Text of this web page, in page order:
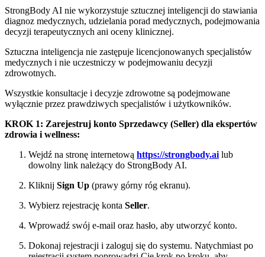
StrongBody AI nie wykorzystuje sztucznej inteligencji do stawiania
diagnoz medycznych, udzielania porad medycznych, podejmowania
decyzji terapeutycznych ani oceny klinicznej.
Sztuczna inteligencja nie zastępuje licencjonowanych specjalistów
medycznych i nie uczestniczy w podejmowaniu decyzji
zdrowotnych.
Wszystkie konsultacje i decyzje zdrowotne są podejmowane
wyłącznie przez prawdziwych specjalistów i użytkowników.
KROK 1: Zarejestruj konto Sprzedawcy (Seller) dla ekspertów
zdrowia i wellness:
Wejdź na stronę internetową https://strongbody.ai lub
dowolny link należący do StrongBody AI.
Kliknij Sign Up (prawy górny róg ekranu).
Wybierz rejestrację konta Seller.
Wprowadź swój e-mail oraz hasło, aby utworzyć konto.
Dokonaj rejestracji i zaloguj się do systemu. Natychmiast po